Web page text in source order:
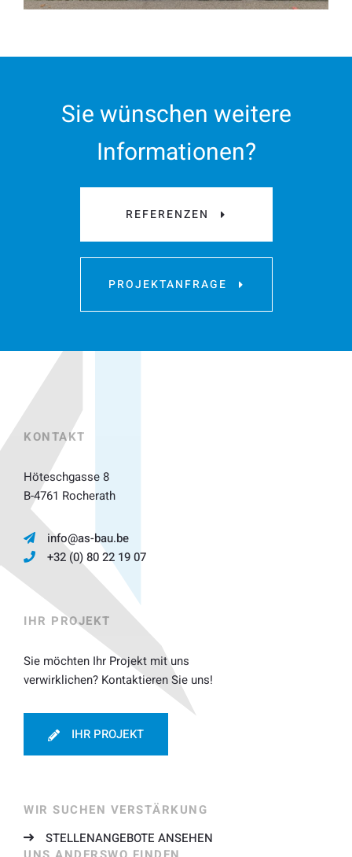
Sie wünschen weitere
Informationen?
REFERENZEN
PROJEKTANFRAGE
KONTAKT
Höteschgasse 8
B-4761 Rocherath
info@as-bau.be
+32 (0) 80 22 19 07
IHR PROJEKT
Sie möchten Ihr Projekt mit uns
verwirklichen? Kontaktieren Sie uns!
IHR PROJEKT
WIR SUCHEN VERSTÄRKUNG
STELLENANGEBOTE ANSEHEN